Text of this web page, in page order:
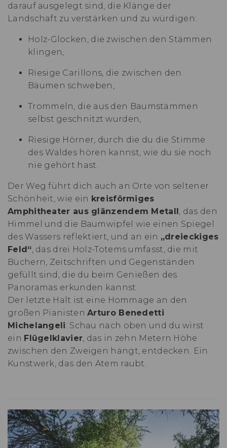
darauf ausgelegt sind, die Klänge der
Landschaft zu verstärken und zu würdigen:
Holz-Glocken, die zwischen den Stämmen
klingen,
Riesige Carillons, die zwischen den
Bäumen schweben,
Trommeln, die aus den Baumstämmen
selbst geschnitzt wurden,
Riesige Hörner, durch die du die Stimme
des Waldes hören kannst, wie du sie noch
nie gehört hast.
Der Weg führt dich auch an Orte von seltener
Schönheit, wie ein kreisförmiges
Amphitheater aus glänzendem Metall , das den
Himmel und die Baumwipfel wie einen Spiegel
des Wassers reflektiert, und an ein „dreieckiges
Feld“, das drei Holz-Totems umfasst, die mit
Büchern, Zeitschriften und Gegenständen
gefüllt sind, die du beim Genießen des
Panoramas erkunden kannst.
Der letzte Halt ist eine Hommage an den
großen PianistenArturo Benedetti
Michelangeli: Schau nach oben und du wirst
ein Flügelklavier, das in zehn Metern Höhe
zwischen den Zweigen hängt, entdecken. Ein
Kunstwerk, das den Atem raubt.